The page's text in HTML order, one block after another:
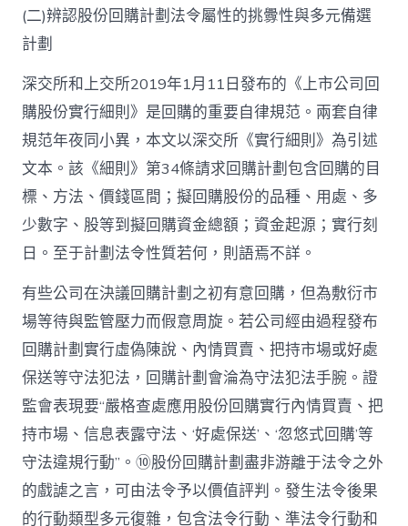
(二)辨認股份回購計劃法令屬性的挑釁性與多元備選
計劃
深交所和上交所2019年1月11日發布的《上市公司回
購股份實行細則》是回購的重要自律規范。兩套自律
規范年夜同小異，本文以深交所《實行細則》為引述
文本。該《細則》第34條請求回購計劃包含回購的目
標、方法、價錢區間；擬回購股份的品種、用處、多
少數字、股等到擬回購資金總額；資金起源；實行刻
日。至于計劃法令性質若何，則語焉不詳。
有些公司在決議回購計劃之初有意回購，但為敷衍市
場等待與監管壓力而假意周旋。若公司經由過程發布
回購計劃實行虛偽陳說、內情買賣、把持市場或好處
保送等守法犯法，回購計劃會淪為守法犯法手腕。證
監會表現要“嚴格查處應用股份回購實行內情買賣、把
持市場、信息表露守法、‘好處保送’、‘忽悠式回購’等
守法違規行動”。⑩股份回購計劃盡非游離于法令之外
的戲謔之言，可由法令予以價值評判。發生法令後果
的行動類型多元復雜，包含法令行動、準法令行動和